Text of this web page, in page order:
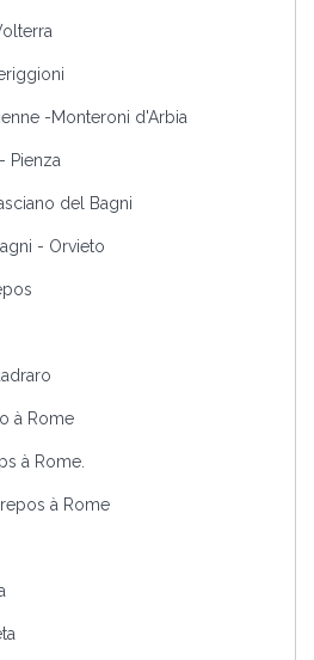
-Monteroni d'Arbia
Pienza
del Bagni
- Orvieto
à Rome
à Rome.
à Rome